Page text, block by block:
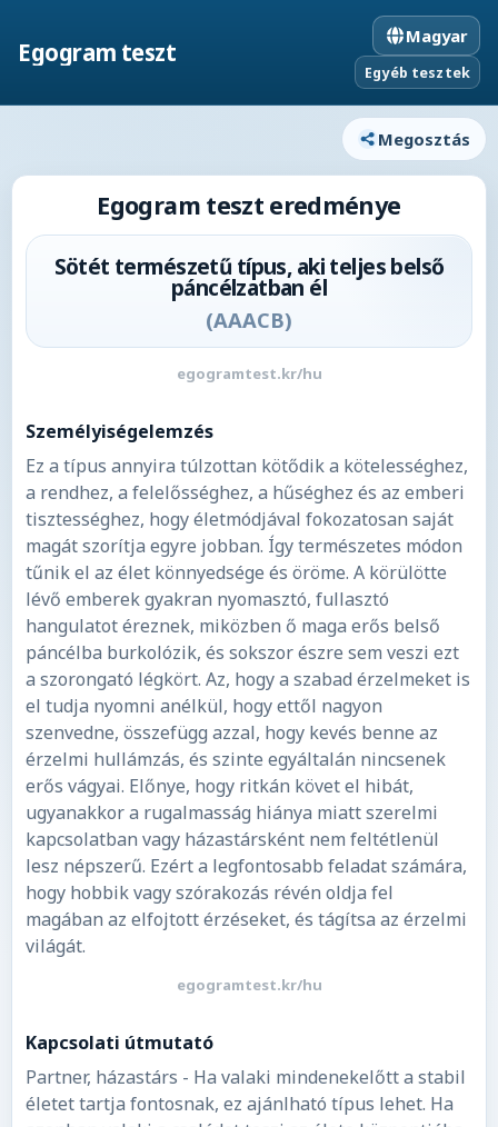
Egogram teszt
Magyar
Egyéb tesztek
Megosztás
Egogram teszt eredménye
Sötét természetű típus, aki teljes belső
páncélzatban él
(AAACB)
egogramtest.kr/hu
Személyiségelemzés
Ez a típus annyira túlzottan kötődik a kötelességhez,
a rendhez, a felelősséghez, a hűséghez és az emberi
tisztességhez, hogy életmódjával fokozatosan saját
magát szorítja egyre jobban. Így természetes módon
tűnik el az élet könnyedsége és öröme. A körülötte
lévő emberek gyakran nyomasztó, fullasztó
hangulatot éreznek, miközben ő maga erős belső
páncélba burkolózik, és sokszor észre sem veszi ezt
a szorongató légkört. Az, hogy a szabad érzelmeket is
el tudja nyomni anélkül, hogy ettől nagyon
szenvedne, összefügg azzal, hogy kevés benne az
érzelmi hullámzás, és szinte egyáltalán nincsenek
erős vágyai. Előnye, hogy ritkán követ el hibát,
ugyanakkor a rugalmasság hiánya miatt szerelmi
kapcsolatban vagy házastársként nem feltétlenül
lesz népszerű. Ezért a legfontosabb feladat számára,
hogy hobbik vagy szórakozás révén oldja fel
magában az elfojtott érzéseket, és tágítsa az érzelmi
világát.
egogramtest.kr/hu
Kapcsolati útmutató
Partner, házastárs - Ha valaki mindenekelőtt a stabil
életet tartja fontosnak, ez ajánlható típus lehet. Ha